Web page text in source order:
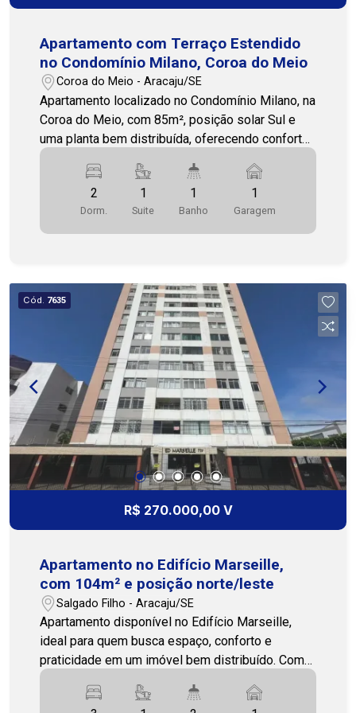
Apartamento com Terraço Estendido
no Condomínio Milano, Coroa do Meio
Coroa do Meio - Aracaju/SE
Apartamento localizado no Condomínio Milano, na
Coroa do Meio, com 85m², posição solar Sul e
uma planta bem distribuída, oferecendo conforto
e praticidade para o dia a dia. O imóvel dispõe de
2 quartos, sendo 1 suíte, banheiro social, sala de
estar e jantar integradas, cozinha, área de serviço,
terraço estendido e 1 vaga de garagem. O
condomínio oferece uma estrutura completa para
brinquedoteca. Uma ótima opção para quem
busca morar em uma localização tranquila e bem
valorizada na Coroa do Meio. Entre em contato e
agende sua visita e conheça mais detalhes deste
imóvel, nossa equipe está pronta para te atender.
(79)3231-3231 Cohab Premium Imobiliária
2
Dorm.
1
Suite
1
Banho
1
Garagem
Cód. 7635
R$ 270.000,00 V
Apartamento no Edifício Marseille,
com 104m² e posição norte/leste
Salgado Filho - Aracaju/SE
Apartamento disponível no Edifício Marseille,
ideal para quem busca espaço, conforto e
praticidade em um imóvel bem distribuído. Com
104m², posição solar norte/leste e 1 vaga de
garagem, o apartamento conta com ambientes